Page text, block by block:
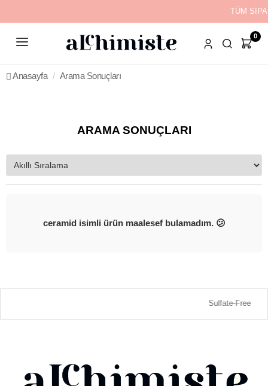
TÜM
0
Anasayfa Arama Sonuçları
ARAMA SONUÇLARI
ceramid isimli ürün maalesef bulamadım. 😕
Sulfate-Free